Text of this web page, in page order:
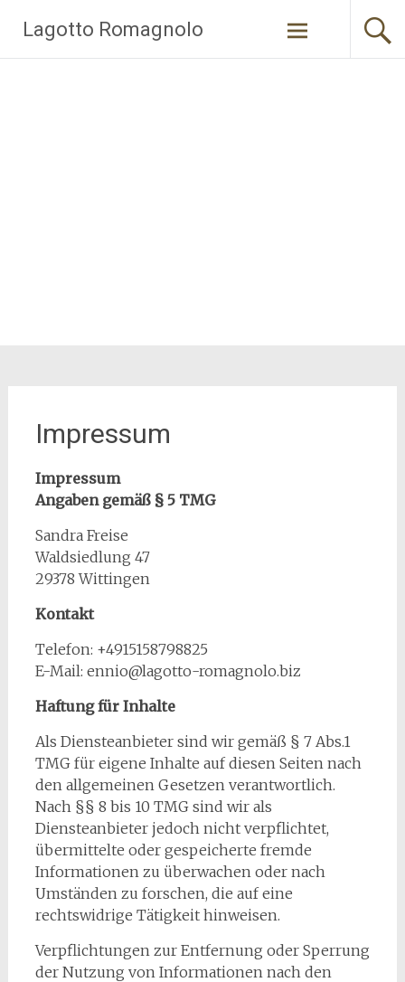
Inhalt
springen
Lagotto Romagnolo
Impressum
Impressum
Angaben gemäß § 5 TMG
Sandra Freise
Waldsiedlung 47
29378 Wittingen
Kontakt
Telefon: +4915158798825
E-Mail: ennio@lagotto-romagnolo.biz
Haftung für Inhalte
Als Diensteanbieter sind wir gemäß § 7 Abs.1
TMG für eigene Inhalte auf diesen Seiten nach
den allgemeinen Gesetzen verantwortlich.
Nach §§ 8 bis 10 TMG sind wir als
Diensteanbieter jedoch nicht verpflichtet,
übermittelte oder gespeicherte fremde
Informationen zu überwachen oder nach
Umständen zu forschen, die auf eine
rechtswidrige Tätigkeit hinweisen.
Verpflichtungen zur Entfernung oder Sperrung
der Nutzung von Informationen nach den